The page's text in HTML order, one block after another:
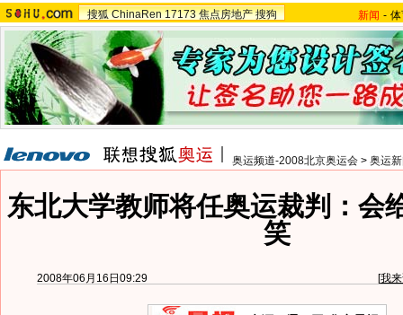
搜狐 ChinaRen 17173 焦点房地产 搜狗 新闻 -
奥运频道-2008北京奥运会 > 奥运
东北大学教师将任奥运裁判：会
笑
2008年06月16日09:29 [我